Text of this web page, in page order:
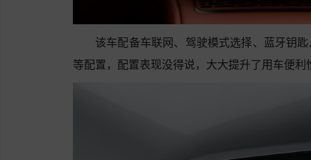
该车配备车联网、驾驶模式选择、蓝牙钥
等配置，配置表现没得说，大大提升了用车便利